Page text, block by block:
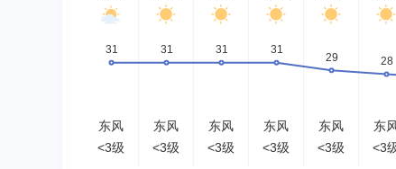
东风
<3级
东风
<3级
东风
<3级
东风
<3级
东风
<3级
东
<3